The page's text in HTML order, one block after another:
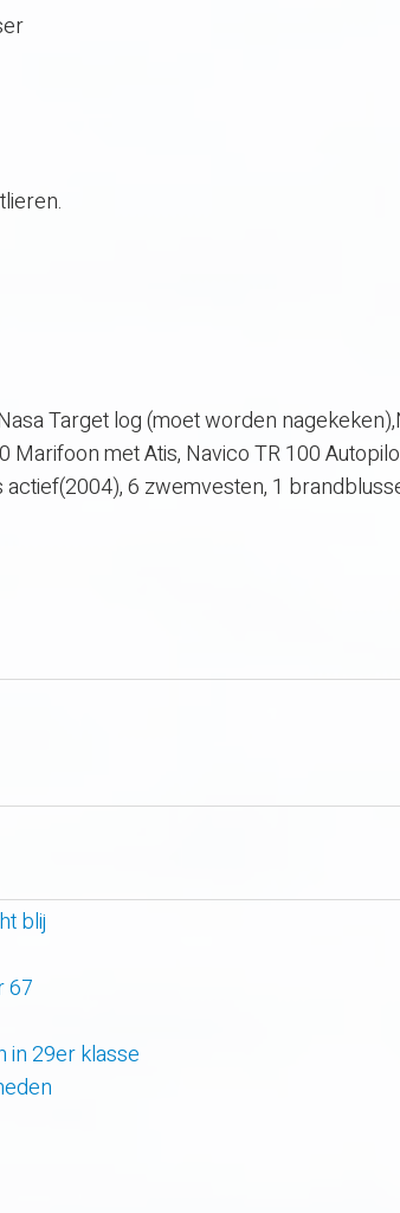
Target log (moet worden
Marifoon met Atis, Navico TR 100
6 zwemvesten, 1
blij
67
in 29er klasse